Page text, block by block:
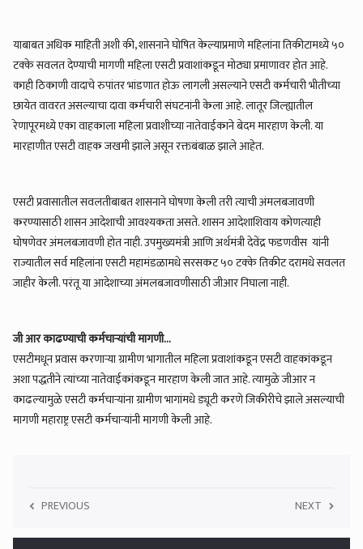
याबाबत अधिक माहिती अशी की, शासनाने घोषित केल्याप्रमाणे महिलांना तिकीटामध्ये ५०
टक्के सवलत देण्याची मागणी महिला एसटी प्रवाशांकडून मोठ्या प्रमाणावर होत आहे.
काही ठिकाणी वादाचे रुपांतर भांडणात होऊ लागली असल्याने एसटी कर्मचारी भीतीच्या
छायेत वावरत असल्याचा दावा कर्मचारी संघटनांनी केला आहे. लातूर जिल्ह्यातील
रेणापूरमध्ये एका वाहकाला महिला प्रवाशीच्या नातेवाईकाने बेदम मारहाण केली. या
मारहाणीत एसटी वाहक जखमी झाले असून रक्तबंबाळ झाले आहेत.
एसटी प्रवासातील सवलतीबाबत शासनाने घोषणा केली तरी त्याची अंमलबजावणी
करण्यासाठी शासन आदेशाची आवश्यकता असते. शासन आदेशाशिवाय कोणत्याही
घोषणेवर अंमलबजावणी होत नाही. उपमुख्यमंत्री आणि अर्थमंत्री देवेंद्र फडणवीस यांनी
राज्यातील सर्व महिलांना एसटी महामंडळामधे सरसकट ५० टक्के तिकीट दरामधे सवलत
जाहीर केली. परंतू या आदेशाच्या अंमलबजावणीसाठी जीआर निघाला नाही.
जी आर काढण्याची कर्मचाऱ्यांची मागणी...
एसटीमधून प्रवास करणाऱ्या ग्रामीण भागातील महिला प्रवाशांकडून एसटी वाहकांकडून
अशा पद्धतीने त्यांच्या नातेवाईकांकडून मारहाण केली जात आहे. त्यामुळे जीआर न
काढल्यामुळे एसटी कर्मचाऱ्यांना ग्रामीण भागांमधे ड्यूटी करणे जिकीरीचे झाले असल्याची
मागणी महाराष्ट्र एसटी कर्मचाऱ्यांनी मागणी केली आहे.
PREVIOUS NEXT